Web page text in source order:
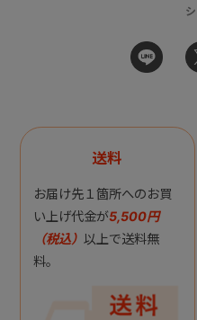
送料
お届け先１箇所へのお買
い上げ代金が5,500円
（税込） 以上で送料無
料。